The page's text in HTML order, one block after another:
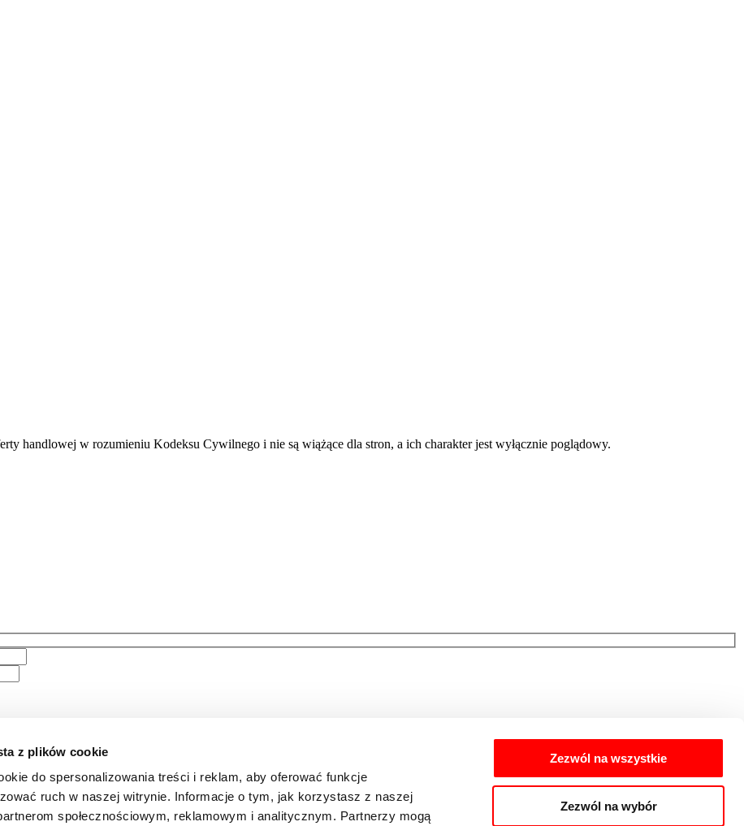
z plików cookie
do spersonalizowania treści i reklam, aby oferować funkcje
ruch w naszej witrynie. Informacje o tym, jak korzystasz z naszej
społecznościowym, reklamowym i analitycznym. Partnerzy mogą
Zezwól na wszystkie
Zezwól na wybór
handlowej w rozumieniu Kodeksu Cywilnego i nie są wiążące dla stron, a ich charakter jest wyłącznie poglądowy.
imienia i nazwiska, adresu e-mail, numeru telefonu,informacji dotyczących preferencji zakupowych przez Eiffage Immobilier Polska Sp. z